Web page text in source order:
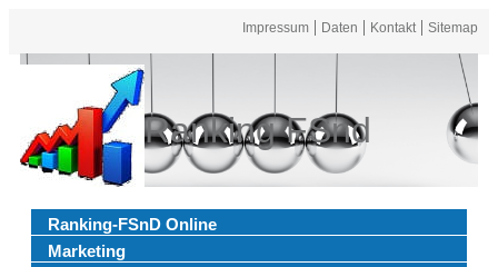
Impressum Daten Kontakt Sitemap
Ranking FSnd
Ranking-FSnD Online
Marketing